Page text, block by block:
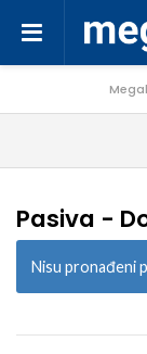
Pasiva -
Nisu pronađeni